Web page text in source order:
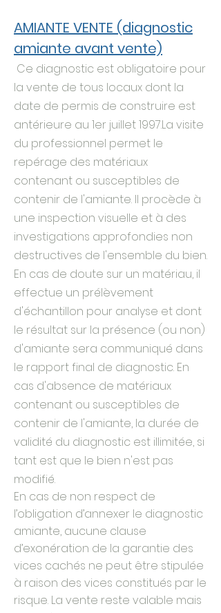
AMIANTE VENTE (diagnostic
amiante avant vente)
Ce diagnostic est obligatoire pour
la vente de tous locaux dont la
date de permis de construire est
antérieure au 1er juillet 1997.La visite
du professionnel permet le
repérage des matériaux
contenant ou susceptibles de
contenir de l'amiante. Il procède à
une inspection visuelle et à des
investigations approfondies non
destructives de l'ensemble du bien.
En cas de doute sur un matériau, il
effectue un prélèvement
d'échantillon pour analyse et dont
le résultat sur la présence (ou non)
d'amiante sera communiqué dans
le rapport final de diagnostic. En
cas d'absence de matériaux
contenant ou susceptibles de
contenir de l'amiante, la durée de
validité du diagnostic est illimitée, si
tant est que le bien n'est pas
modifié.
En cas de non respect de
l’obligation d’annexer le diagnostic
amiante, aucune clause
d’exonération de la garantie des
vices cachés ne peut être stipulée
à raison des vices constitués par le
risque. La vente reste valable mais